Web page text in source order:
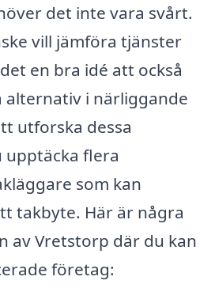
det inte vara svårt.
vill jämföra tjänster
en bra idé att också
alternativ i närliggande
utforska dessa
upptäcka flera
som kan
takbyte. Här är några
av Vretstorp där du kan
företag: